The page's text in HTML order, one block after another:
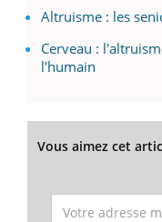
Altruisme : les
Cerveau :
l'humain
Vous aimez cet